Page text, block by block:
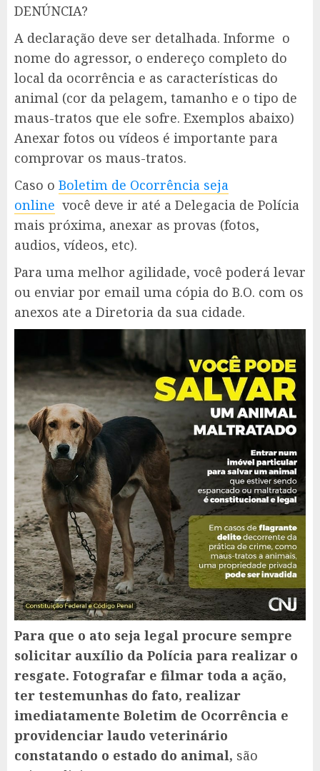
DENÚNCIA?
A declaração deve ser detalhada. Informe o
nome do agressor, o endereço completo do
local da ocorrência e as características do
animal (cor da pelagem, tamanho e o tipo de
maus-tratos que ele sofre. Exemplos abaixo)
Anexar fotos ou vídeos é importante para
comprovar os maus-tratos.
Caso o Boletim de Ocorrência seja
online você deve ir até a Delegacia de Polícia
mais próxima, anexar as provas (fotos,
audios, vídeos, etc).
Para uma melhor agilidade, você poderá levar
ou enviar por email uma cópia do B.O. com os
anexos ate a Diretoria da sua cidade.
Para que o ato seja legal procure sempre
solicitar auxílio da Polícia para realizar o
resgate. Fotografar e filmar toda a ação,
ter testemunhas do fato, realizar
imediatamente Boletim de Ocorrência e
providenciar laudo veterinário
constatando o estado do animal, são